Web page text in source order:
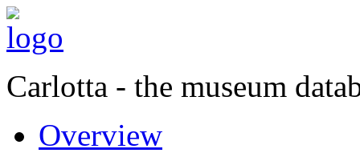
Carlotta - the museum
Overview